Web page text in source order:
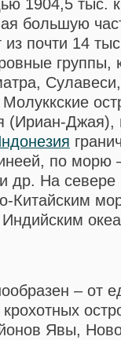
1904,5 тыс.
большую
из почти 14
группы,
(Ириан-Джая),
по морю
др. На севере
Китайским
– от
Явы,